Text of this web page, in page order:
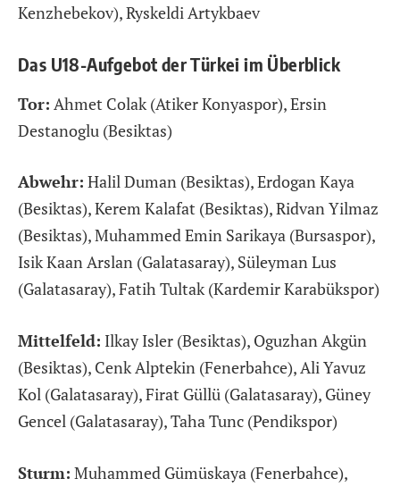
Kenzhebekov), Ryskeldi Artykbaev
Das U18-Aufgebot der Türkei im Überblick
Tor: Ahmet Colak (Atiker Konyaspor), Ersin
Destanoglu (Besiktas)
Abwehr: Halil Duman (Besiktas), Erdogan Kaya
(Besiktas), Kerem Kalafat (Besiktas), Ridvan Yilmaz
(Besiktas), Muhammed Emin Sarikaya (Bursaspor),
Isik Kaan Arslan (Galatasaray), Süleyman Lus
(Galatasaray), Fatih Tultak (Kardemir Karabükspor)
Mittelfeld: Ilkay Isler (Besiktas), Oguzhan Akgün
(Besiktas), Cenk Alptekin (Fenerbahce), Ali Yavuz
Kol (Galatasaray), Firat Güllü (Galatasaray), Güney
Gencel (Galatasaray), Taha Tunc (Pendikspor)
Sturm: Muhammed Gümüskaya (Fenerbahce),